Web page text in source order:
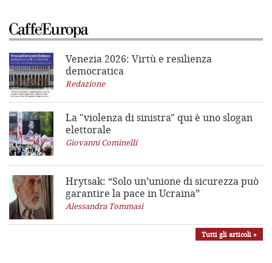
Venezia 2026: Virtù e resilienza
democratica
Redazione
La "violenza di sinistra" qui è uno slogan
elettorale
Giovanni Cominelli
Hrytsak: “Solo un’unione di sicurezza può
garantire la pace in Ucraina”
Alessandra Tommasi
Tutti gli articoli »